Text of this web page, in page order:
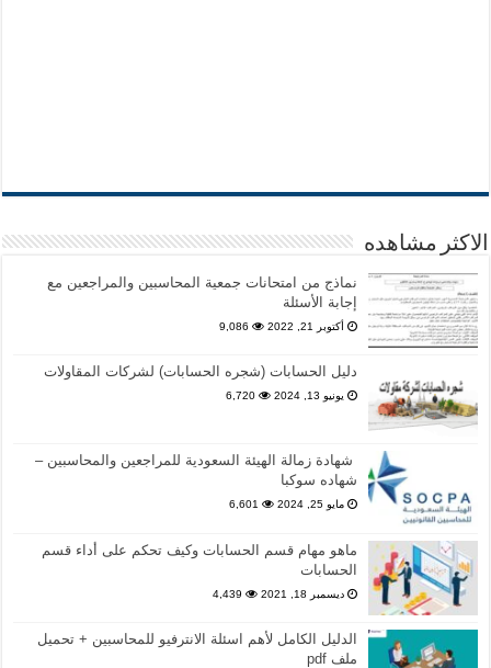
الاكثر مشاهده
نماذج من امتحانات جمعية المحاسبين والمراجعين مع
إجابة الأسئلة
أكتوبر 21, 2022 9,086
دليل الحسابات (شجره الحسابات) لشركات المقاولات
يونيو 13, 2024 6,720
شهادة زمالة الهيئة السعودية للمراجعين والمحاسبين –
شهاده سوكبا
مايو 25, 2024 6,601
ماهو مهام قسم الحسابات وكيف تحكم على أداء قسم
الحسابات
ديسمبر 18, 2021 4,439
الدليل الكامل لأهم اسئلة الانترفيو للمحاسبين + تحميل
ملف pdf